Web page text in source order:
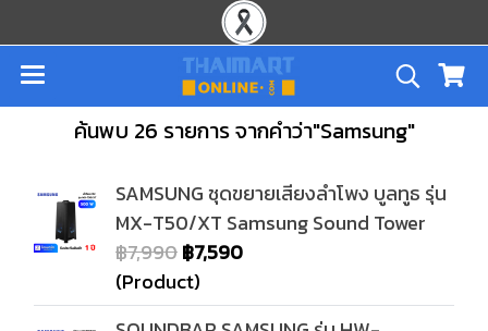
ค้นพบ 26 รายการ จากคำว่า"Samsung"
SAMSUNG ชุดขยายเสียงลำโพง บูลทูธ รุ่น
MX-T50/XT Samsung Sound Tower
฿7,990฿7,590
(Product)